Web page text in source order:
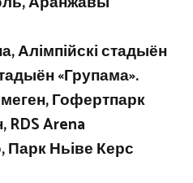
Алімпійскі стадыён
«Групама».
Гофертпарк
RDS Arena
Парк Ньіве Керс